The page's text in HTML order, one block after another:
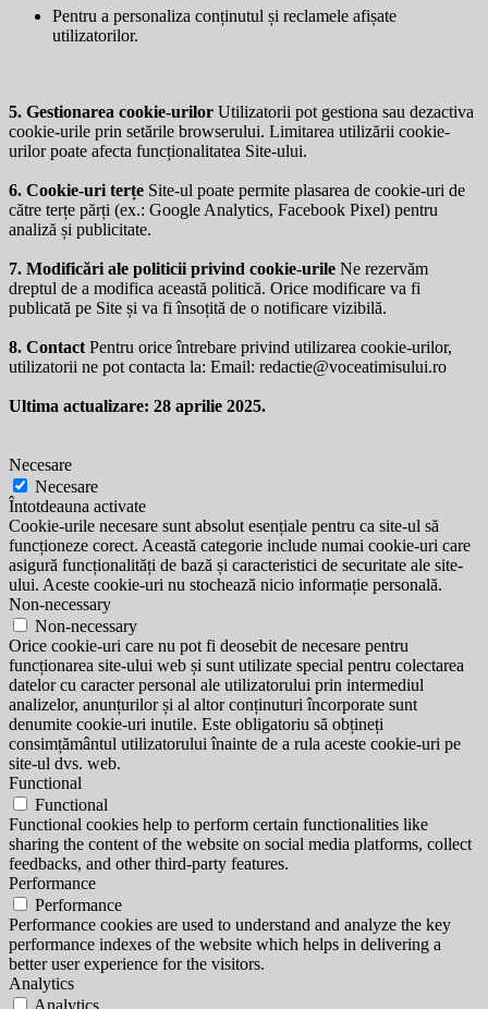
Pentru a personaliza conținutul și reclamele afișate
utilizatorilor.
5. Gestionarea cookie-urilor Utilizatorii pot gestiona sau dezactiva
cookie-urile prin setările browserului. Limitarea utilizării cookie-
urilor poate afecta funcționalitatea Site-ului.
6. Cookie-uri terțe Site-ul poate permite plasarea de cookie-uri de
către terțe părți (ex.: Google Analytics, Facebook Pixel) pentru
analiză și publicitate.
7. Modificări ale politicii privind cookie-urile Ne rezervăm
dreptul de a modifica această politică. Orice modificare va fi
publicată pe Site și va fi însoțită de o notificare vizibilă.
8. Contact Pentru orice întrebare privind utilizarea cookie-urilor,
utilizatorii ne pot contacta la: Email: redactie@voceatimisului.ro
Ultima actualizare: 28 aprilie 2025.
Necesare
Necesare
Întotdeauna activate
Cookie-urile necesare sunt absolut esențiale pentru ca site-ul să
funcționeze corect. Această categorie include numai cookie-uri care
asigură funcționalități de bază și caracteristici de securitate ale site-
ului. Aceste cookie-uri nu stochează nicio informație personală.
Non-necessary
Non-necessary
Orice cookie-uri care nu pot fi deosebit de necesare pentru
funcționarea site-ului web și sunt utilizate special pentru colectarea
datelor cu caracter personal ale utilizatorului prin intermediul
analizelor, anunțurilor și al altor conținuturi încorporate sunt
denumite cookie-uri inutile. Este obligatoriu să obțineți
consimțământul utilizatorului înainte de a rula aceste cookie-uri pe
site-ul dvs. web.
Functional
Functional
Functional cookies help to perform certain functionalities like
sharing the content of the website on social media platforms, collect
feedbacks, and other third-party features.
Performance
Performance
Performance cookies are used to understand and analyze the key
performance indexes of the website which helps in delivering a
better user experience for the visitors.
Analytics
Analytics